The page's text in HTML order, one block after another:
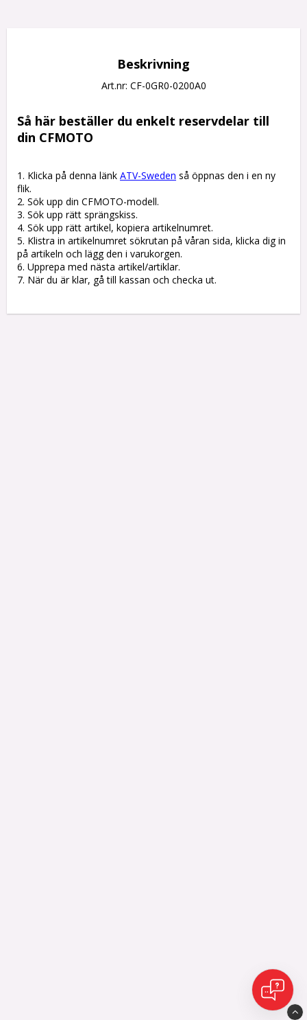
Beskrivning
Art.nr: CF-0GR0-0200A0
Så här beställer du enkelt reservdelar till
din CFMOTO
1. Klicka på denna länk ATV-Sweden så öppnas den i en ny
flik.
2. Sök upp din CFMOTO-modell.
3. Sök upp rätt sprängskiss.
4. Sök upp rätt artikel, kopiera artikelnumret.
5. Klistra in artikelnumret sökrutan på våran sida, klicka dig in
på artikeln och lägg den i varukorgen.
6. Upprepa med nästa artikel/artiklar.
7. När du är klar, gå till kassan och checka ut.